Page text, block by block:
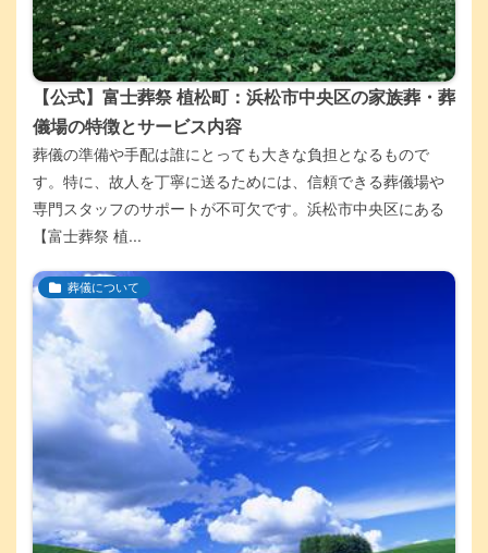
【公式】富士葬祭 植松町：浜松市中央区の家族葬・葬
儀場の特徴とサービス内容
葬儀の準備や手配は誰にとっても大きな負担となるもので
す。特に、故人を丁寧に送るためには、信頼できる葬儀場や
専門スタッフのサポートが不可欠です。浜松市中央区にある
【富士葬祭 植...
葬儀について